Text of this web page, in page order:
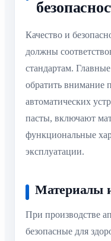
Качество и
должны
стандартам.
обратить внимание
автоматических
пасты, включают
функциональные
эксплуатации.
Материалы
При производстве
безопасные для